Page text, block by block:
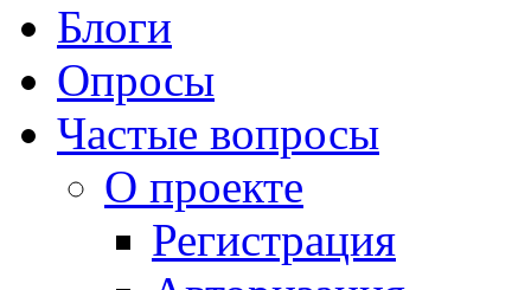
Блоги
Опросы
Частые вопросы
О проекте
Регистрация